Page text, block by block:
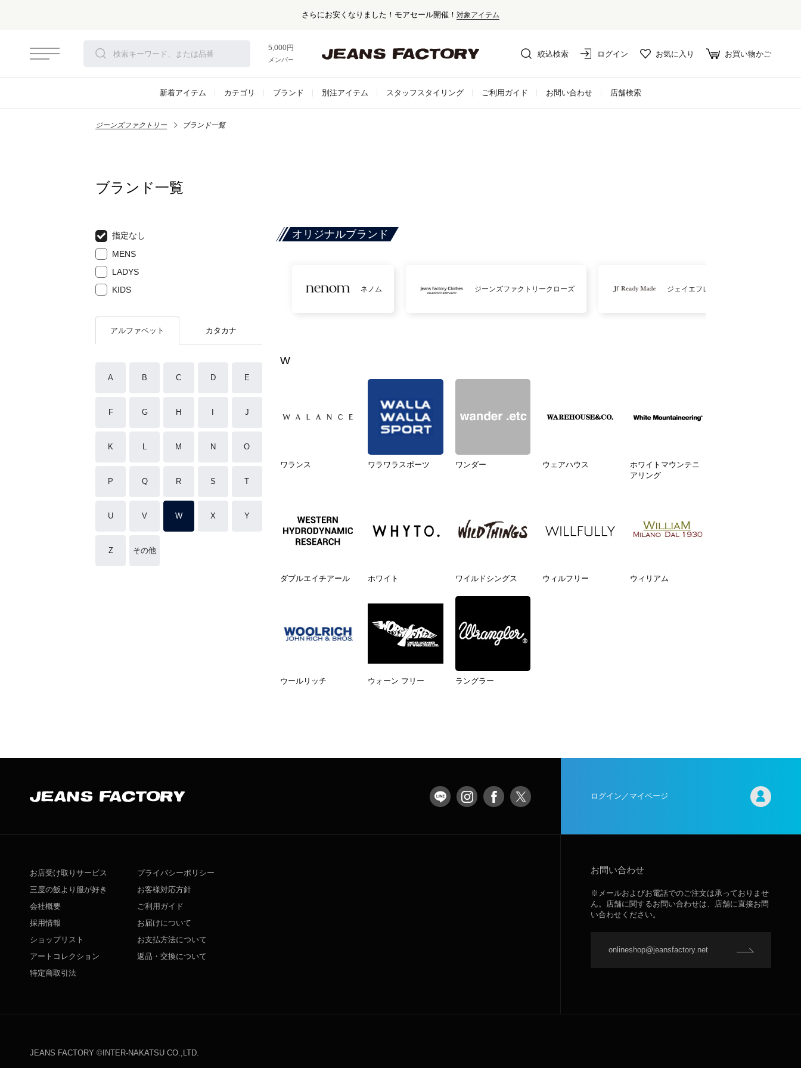
さらにお安くなりました！モアセール開催！ 対象アイテム
5,000円以上お買い上げで送料無料！
メンバー登録でお得な情報をゲット。さらに詳しく
絞込検索 ログイン お気に入り お買い物かご
新着アイテム カテゴリ ブランド 別注アイテム スタッフスタイリング ご利用ガイド お問い合わせ 店舗検索
ジーンズファクトリー ブランド一覧
ブランド一覧
指定なし
MENS
LADYS
KIDS
アルファベット カタカナ
A B C D E
F G H J
K L M N O
P Q R S T
U V W X Y
Z その他
オリジナルブランド
ネノム ジーンズファクトリークローズ ジェイエフレディメイド
W
ワランス ワラワラスポーツ ワンダー ウェアハウス
ホワイトマウンテニ
アリング
ダブルエイチアール ホワイト ワイルドシングス ウィルフリー ウィリアム
ウールリッチ ウォーン フリー ラングラー
ログイン／マイページ
お店受け取りサービス
三度の飯より服が好き
会社概要
採用情報
ショップリスト
アートコレクション
特定商取引法
プライバシーポリシー
お客様対応方針
ご利用ガイド
お届けについて
お支払方法について
返品・交換について
お問い合わせ
※メールおよびお電話でのご注文は承っておりませ
ん。店舗に関するお問い合わせは、店舗に直接お問
い合わせください。
onlineshop@jeansfactory.net
JEANS FACTORY ©INTER-NAKATSU CO.,LTD.